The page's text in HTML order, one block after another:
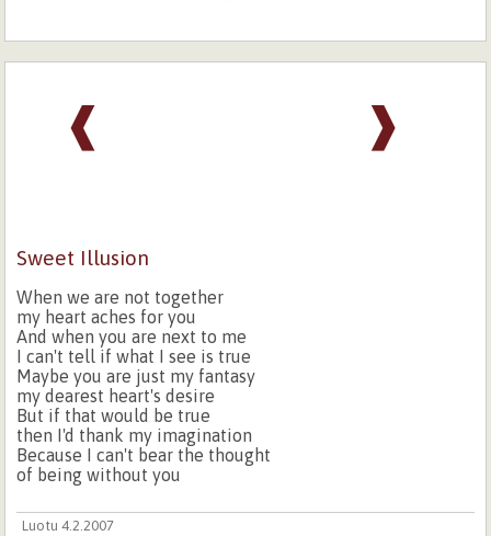
❱
❰
Sweet Illusion
When we are not together
my heart aches for you
And when you are next to me
I can't tell if what I see is true
Maybe you are just my fantasy
my dearest heart's desire
But if that would be true
then I'd thank my imagination
Because I can't bear the thought
of being without you
Luotu 4.2.2007